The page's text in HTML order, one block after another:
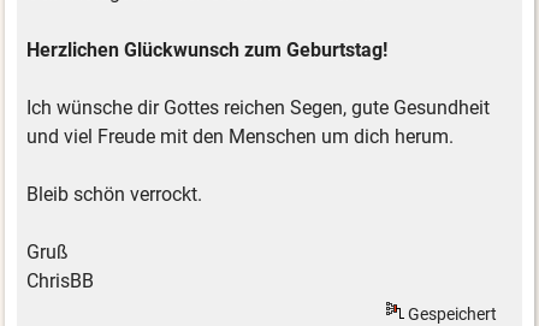
Herzlichen Glückwunsch zum Geburtstag!
Ich wünsche dir Gottes reichen Segen, gute Gesundheit
und viel Freude mit den Menschen um dich herum.
Bleib schön verrockt.
Gruß
ChrisBB
Gespeichert